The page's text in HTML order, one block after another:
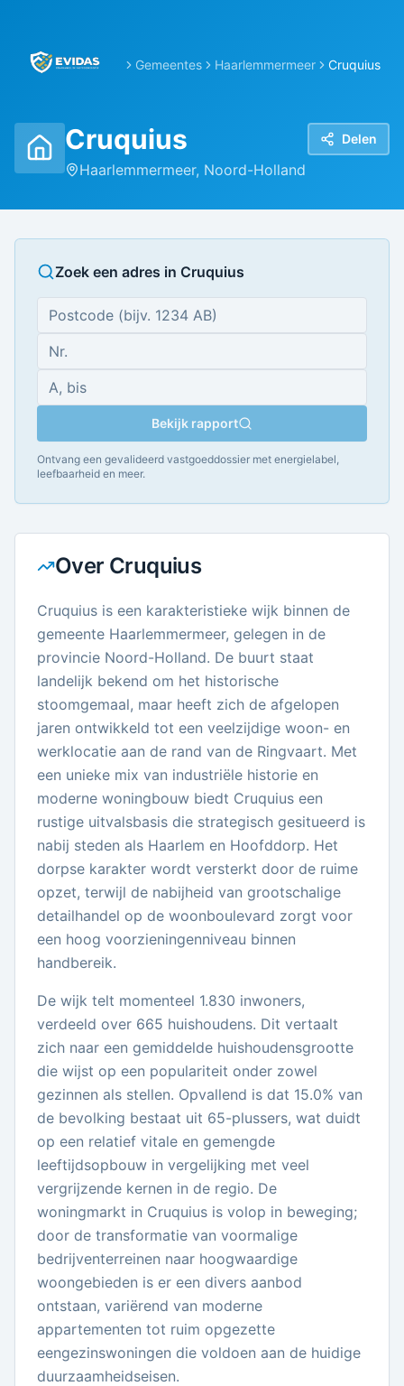
Gemeentes Haarlemmermeer Cruquius
Cruquius
Haarlemmermeer, Noord-Holland
Delen
Zoek een adres in Cruquius
Bekijk rapport
Ontvang een gevalideerd vastgoeddossier met energielabel,
leefbaarheid en meer.
Over Cruquius
Cruquius is een karakteristieke wijk binnen de
gemeente Haarlemmermeer, gelegen in de
provincie Noord-Holland. De buurt staat
landelijk bekend om het historische
stoomgemaal, maar heeft zich de afgelopen
jaren ontwikkeld tot een veelzijdige woon- en
werklocatie aan de rand van de Ringvaart. Met
een unieke mix van industriële historie en
moderne woningbouw biedt Cruquius een
rustige uitvalsbasis die strategisch gesitueerd is
nabij steden als Haarlem en Hoofddorp. Het
dorpse karakter wordt versterkt door de ruime
opzet, terwijl de nabijheid van grootschalige
detailhandel op de woonboulevard zorgt voor
een hoog voorzieningenniveau binnen
handbereik.
De wijk telt momenteel 1.830 inwoners,
verdeeld over 665 huishoudens. Dit vertaalt
zich naar een gemiddelde huishoudensgrootte
die wijst op een populariteit onder zowel
gezinnen als stellen. Opvallend is dat 15.0% van
de bevolking bestaat uit 65-plussers, wat duidt
op een relatief vitale en gemengde
leeftijdsopbouw in vergelijking met veel
vergrijzende kernen in de regio. De
woningmarkt in Cruquius is volop in beweging;
door de transformatie van voormalige
bedrijventerreinen naar hoogwaardige
woongebieden is er een divers aanbod
ontstaan, variërend van moderne
appartementen tot ruim opgezette
eengezinswoningen die voldoen aan de huidige
duurzaamheidseisen.